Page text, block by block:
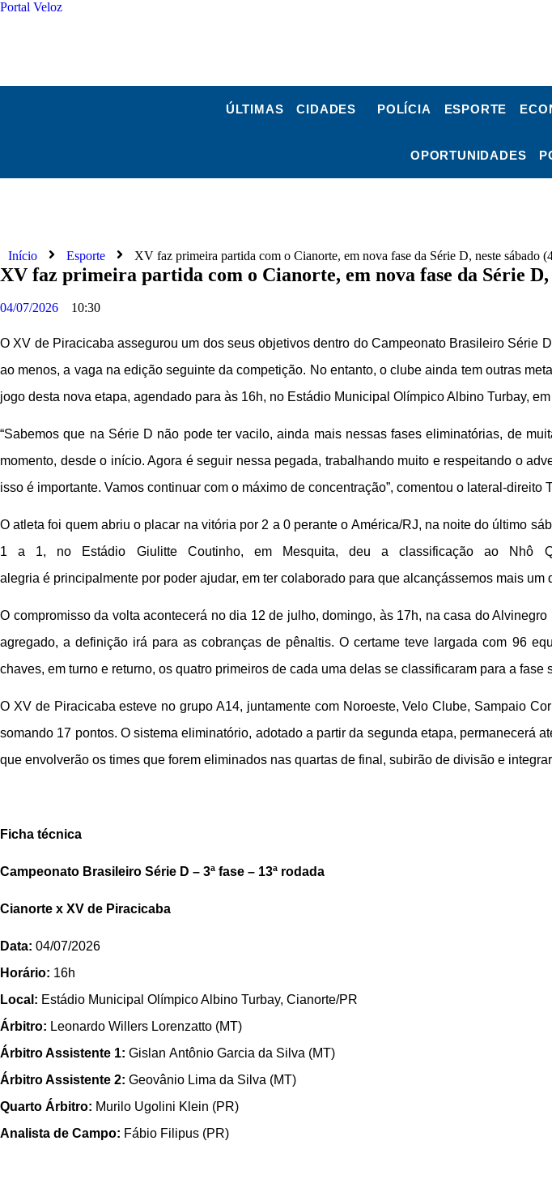
Portal Veloz
ÚLTIMAS CIDADES POLÍCIA ESPORTE
OPORTUNIDADES
Início Esporte XV faz primeira partida com o Cianorte, em nova fase da Série D, neste sábado
XV faz primeira partida com o Cianorte, em nova fase da Série D,
04/07/2026 10:30
O XV de Piracicaba assegurou um dos seus objetivos dentro do Campeonato Brasileiro Série
ao menos, a vaga na edição seguinte da competição. No entanto, o clube ainda tem outras
jogo desta nova etapa, agendado para às 16h, no Estádio Municipal Olímpico Albino Turbay,
“Sabemos que na Série D não pode ter vacilo, ainda mais nessas fases eliminatórias, de
momento, desde o início. Agora é seguir nessa pegada, trabalhando muito e respeitando o
isso é importante. Vamos continuar com o máximo de concentração”, comentou o lateral-direito
O atleta foi quem abriu o placar na vitória por 2 a 0 perante o América/RJ, na noite do último
1 a 1, no Estádio Giulitte Coutinho, em Mesquita, deu a classificação ao Nhô
alegria é principalmente por poder ajudar, em ter colaborado para que alcançássemos mais um
O compromisso da volta acontecerá no dia 12 de julho, domingo, às 17h, na casa do
agregado, a definição irá para as cobranças de pênaltis. O certame teve largada com 96
chaves, em turno e returno, os quatro primeiros de cada uma delas se classificaram para a fase
O XV de Piracicaba esteve no grupo A14, juntamente com Noroeste, Velo Clube, Sampaio
somando 17 pontos. O sistema eliminatório, adotado a partir da segunda etapa, permanecerá
que envolverão os times que forem eliminados nas quartas de final, subirão de divisão e
Ficha técnica
Campeonato Brasileiro Série D – 3ª fase – 13ª rodada
Cianorte x XV de Piracicaba
Data: 04/07/2026
Horário: 16h
Local: Estádio Municipal Olímpico Albino Turbay, Cianorte/PR
Árbitro: Leonardo Willers Lorenzatto (MT)
Árbitro Assistente 1: Gislan Antônio Garcia da Silva (MT)
Árbitro Assistente 2: Geovânio Lima da Silva (MT)
Quarto Árbitro: Murilo Ugolini Klein (PR)
Analista de Campo: Fábio Filipus (PR)